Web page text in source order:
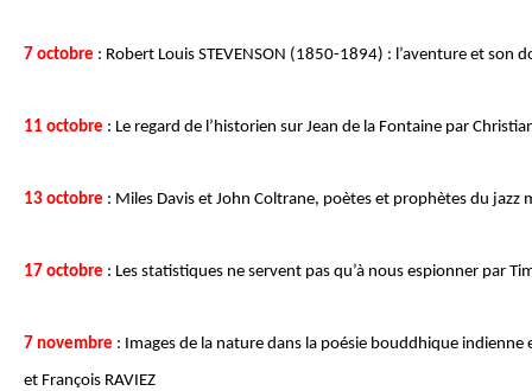
7 octobre : Robert Louis STEVENSON (1850-1894) : l’aventure et son
11 octobre : Le regard de l’historien sur Jean de la Fontaine par Christian
13 octobre : Miles Davis et John Coltrane, poètes et prophètes du jazz
17 octobre : Les statistiques ne servent pas qu’à nous espionner par
7 novembre : Images de la nature dans la poésie bouddhique indienne
et François RAVIEZ